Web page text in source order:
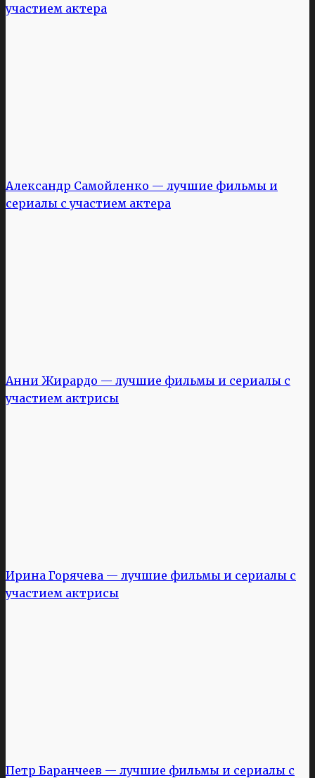
участием актера
Александр Самойленко — лучшие фильмы и
сериалы с участием актера
Анни Жирардо — лучшие фильмы и сериалы с
участием актрисы
Ирина Горячева — лучшие фильмы и сериалы с
участием актрисы
Петр Баранчеев — лучшие фильмы и сериалы с